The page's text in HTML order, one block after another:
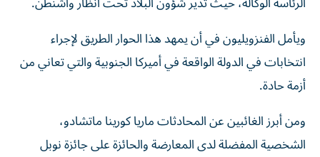
ويأمل الفنزويليون في أن يمهد هذا الحوار الطريق لإجراء
انتخابات في الدولة الواقعة في أميركا الجنوبية والتي تعاني من
أزمة حادة.
ومن أبرز الغائبين عن المحادثات ماريا كورينا ماتشادو،
الشخصية المفضلة لدى المعارضة والحائزة على جائزة نوبل